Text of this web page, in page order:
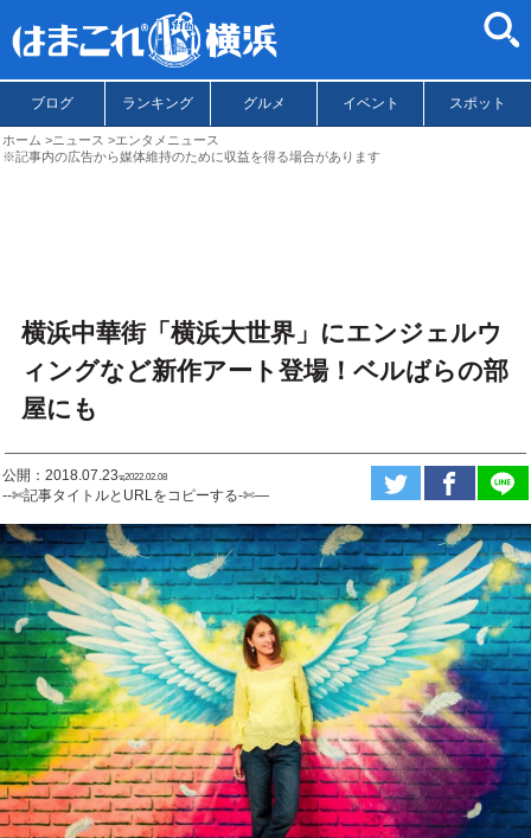
ブログ ランキング グルメ イベント スポット
ホーム ニュース
エンタメニュース
※記事内の広告から媒体維持のために収益を得る場合があります
横浜中華街「横浜大世界」にエンジェルウ
ィングなど新作アート登場！ベルばらの部
屋にも
公開：2018.07.23ಇ2022.02.08
--✄記事タイトルとURLをコピーする-✄—